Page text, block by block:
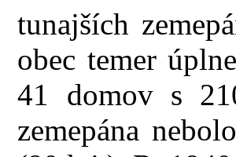
tunajších
obec temer
41 domov s
zemepána